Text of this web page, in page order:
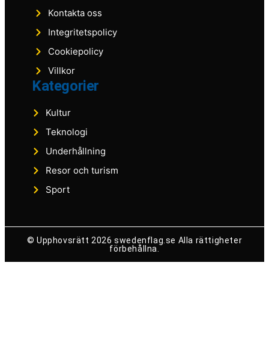
Kontakta oss
Integritetspolicy
Cookiepolicy
Villkor
Kategorier
Kultur
Teknologi
Underhållning
Resor och turism
Sport
© Upphovsrätt 2026 swedenflag.se Alla rättigheter
förbehållna.